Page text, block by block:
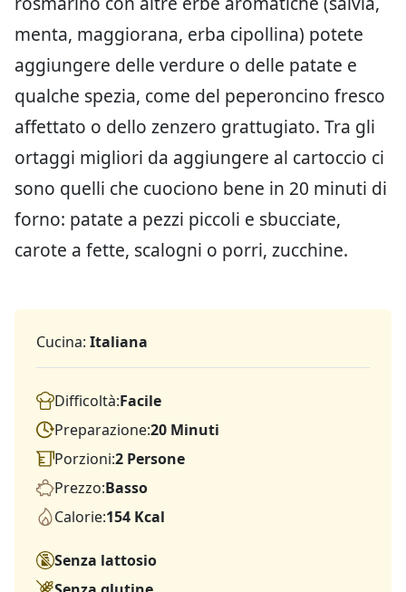
menta, maggiorana, erba cipollina) potete
aggiungere delle verdure o delle patate e
qualche spezia, come del peperoncino fresco
affettato o dello zenzero grattugiato. Tra gli
ortaggi migliori da aggiungere al cartoccio ci
sono quelli che cuociono bene in 20 minuti di
forno: patate a pezzi piccoli e sbucciate,
carote a fette, scalogni o porri, zucchine.
Cucina: Italiana
Difficoltà:Facile
Preparazione:20 Minuti
Porzioni:2 Persone
Prezzo:Basso
Calorie:154 Kcal
Senza lattosio